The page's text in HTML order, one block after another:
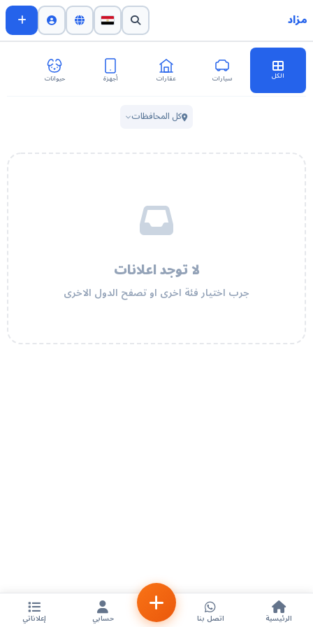
مزاد
الكل سيارات عقارات أجهزة حيوانات
كل المحافظات
لا توجد اعلانات
جرب اختيار فئة اخرى او تصفح الدول الاخرى
الرئيسية اتصل بنا حسابي إعلاناتي